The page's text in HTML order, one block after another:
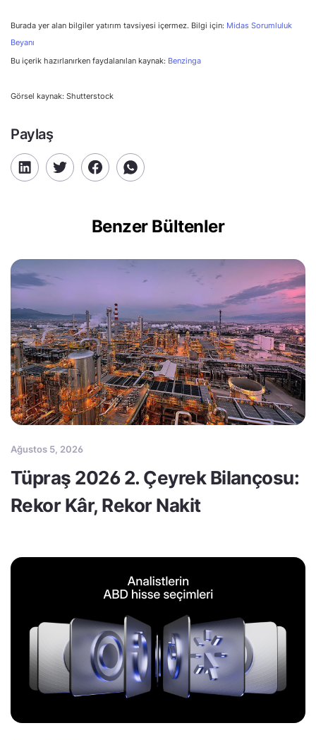
Burada yer alan bilgiler yatırım tavsiyesi içermez. Bilgi için: Midas Sorumluluk
Beyanı
Bu içerik hazırlanırken faydalanılan kaynak: Benzinga
Görsel kaynak: Shutterstock
Paylaş
Benzer Bültenler
Ağustos 5, 2026
Tüpraş 2026 2. Çeyrek Bilançosu:
Rekor Kâr, Rekor Nakit